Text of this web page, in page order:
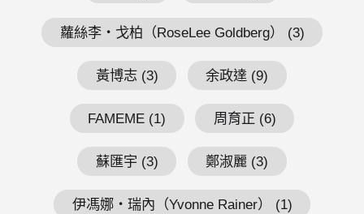
蘿絲李・戈柏（RoseLee Goldberg） (3)
黃博志 (3) 余政達 (9)
FAMEME (1) 周育正 (6)
蘇匯宇 (3) 鄭淑麗 (3)
伊馮娜・瑞內（Yvonne Rainer） (1)